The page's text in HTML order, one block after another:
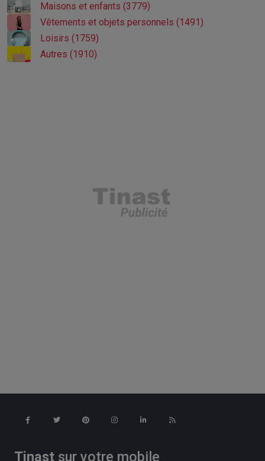
Maisons et enfants (3779)
Vêtements et objets personnels (1491)
Loisirs (1759)
Autres (1910)
Tinast sur votre mobile